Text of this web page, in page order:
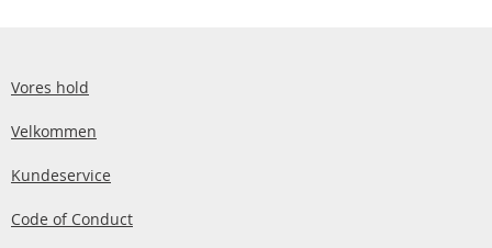
Vores hold
Velkommen
Kundeservice
Code of Conduct